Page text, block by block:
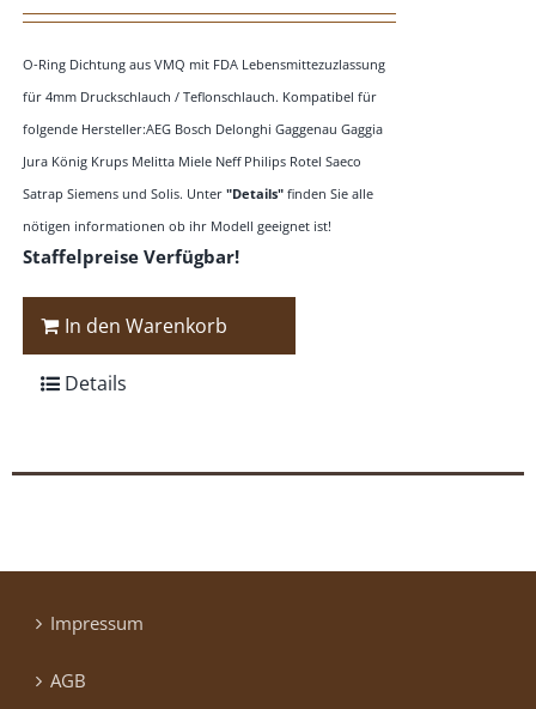
O-Ring Dichtung aus VMQ mit FDA Lebensmittezuzlassung
für 4mm Druckschlauch / Teflonschlauch. Kompatibel für
folgende Hersteller:AEG Bosch Delonghi Gaggenau Gaggia
Jura König Krups Melitta Miele Neff Philips Rotel Saeco
Satrap Siemens und Solis. Unter "Details"finden Sie alle
nötigen informationen ob ihr Modell geeignet ist!
Staffelpreise Verfügbar!
In den Warenkorb
Details
Impressum
AGB